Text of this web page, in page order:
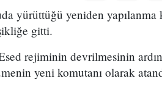
yürüttüğü yeniden
gitti.
rejiminin devrilmesinin
yeni komutanı olarak